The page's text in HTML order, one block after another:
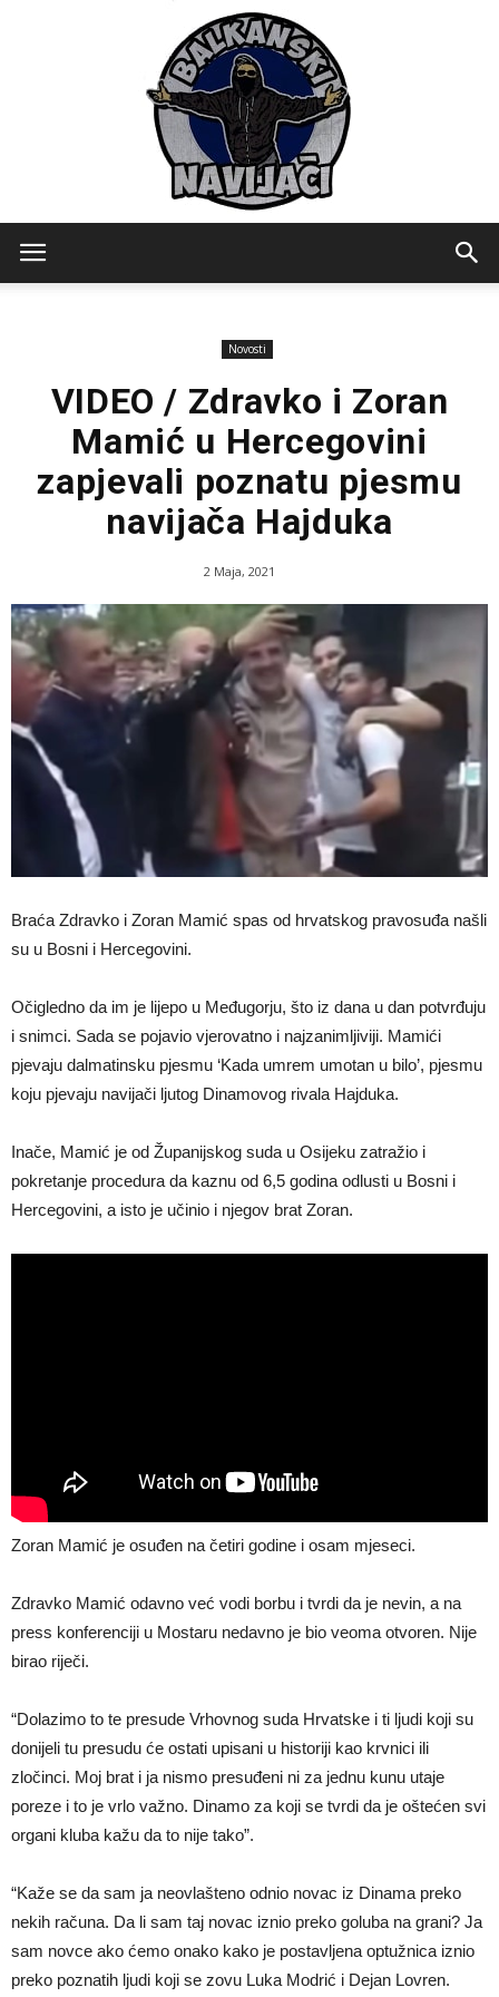
Novosti
VIDEO / Zdravko i Zoran
Mamić u Hercegovini
zapjevali poznatu pjesmu
navijača Hajduka
2 Maja, 2021
Braća Zdravko i Zoran Mamić spas od hrvatskog pravosuđa našli
su u Bosni i Hercegovini.
Očigledno da im je lijepo u Međugorju, što iz dana u dan potvrđuju
i snimci. Sada se pojavio vjerovatno i najzanimljiviji. Mamići
pjevaju dalmatinsku pjesmu ‘Kada umrem umotan u bilo’, pjesmu
koju pjevaju navijači ljutog Dinamovog rivala Hajduka.
Inače, Mamić je od Županijskog suda u Osijeku zatražio i
pokretanje procedura da kaznu od 6,5 godina odlusti u Bosni i
Hercegovini, a isto je učinio i njegov brat Zoran.
Zoran Mamić je osuđen na četiri godine i osam mjeseci.
Zdravko Mamić odavno već vodi borbu i tvrdi da je nevin, a na
press konferenciji u Mostaru nedavno je bio veoma otvoren. Nije
birao riječi.
“Dolazimo to te presude Vrhovnog suda Hrvatske i ti ljudi koji su
donijeli tu presudu će ostati upisani u historiji kao krvnici ili
zločinci. Moj brat i ja nismo presuđeni ni za jednu kunu utaje
poreze i to je vrlo važno. Dinamo za koji se tvrdi da je oštećen svi
organi kluba kažu da to nije tako”.
“Kaže se da sam ja neovlašteno odnio novac iz Dinama preko
nekih računa. Da li sam taj novac iznio preko goluba na grani? Ja
sam novce ako ćemo onako kako je postavljena optužnica iznio
preko poznatih ljudi koji se zovu Luka Modrić i Dejan Lovren.